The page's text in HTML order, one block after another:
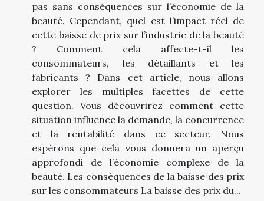
pas sans conséquences sur l’économie de la
beauté. Cependant, quel est l’impact réel de
cette baisse de prix sur l’industrie de la beauté
? Comment cela affecte-t-il les
consommateurs, les détaillants et les
fabricants ? Dans cet article, nous allons
explorer les multiples facettes de cette
question. Vous découvrirez comment cette
situation influence la demande, la concurrence
et la rentabilité dans ce secteur. Nous
espérons que cela vous donnera un aperçu
approfondi de l’économie complexe de la
beauté. Les conséquences de la baisse des prix
sur les consommateurs La baisse des prix du...